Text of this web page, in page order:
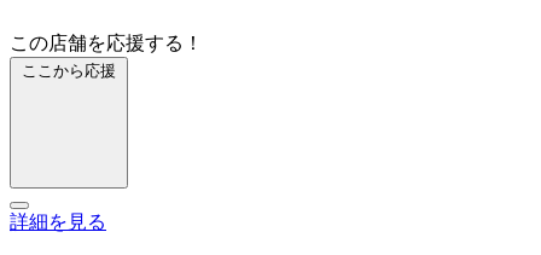
この店舗を応援する！
ここから応援
詳細を見る